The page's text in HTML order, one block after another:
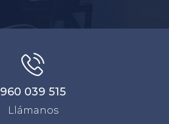
960 039 515
Llámanos